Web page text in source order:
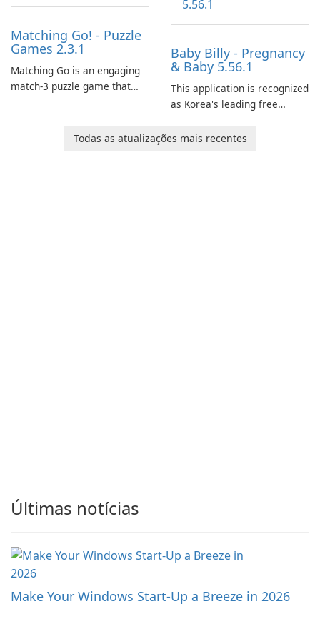
Matching Go! - Puzzle
Games 2.3.1
Matching Go is an engaging
match-3 puzzle game that
Ollie, on an adventurous
Baby Billy - Pregnancy
& Baby 5.56.1
This application is recognized
as Korea's leading free
baby tracking, offering
Todas as atualizações mais recentes
Últimas notícias
Make Your Windows Start-Up a Breeze in 2026